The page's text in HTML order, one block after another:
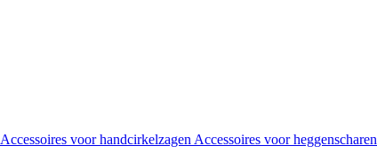
Accessoires voor handcirkelzagen Accessoires voor heggenscharen